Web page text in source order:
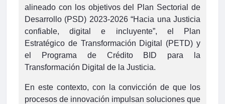
alineado con los objetivos del Plan Sectorial de
Desarrollo (PSD) 2023-2026 “Hacia una Justicia
confiable, digital e incluyente”, el Plan
Estratégico de Transformación Digital (PETD) y
el Programa de Crédito BID para la
Transformación Digital de la Justicia.
En este contexto, con la convicción de que los
procesos de innovación impulsan soluciones que